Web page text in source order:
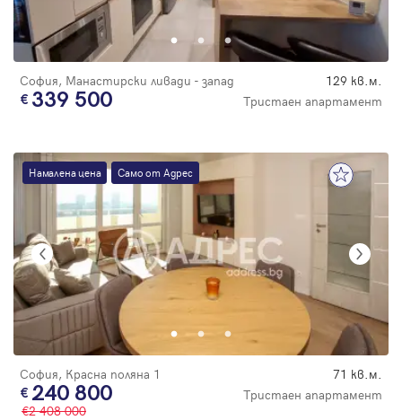
София, Манастирски ливади - запад 129 кв.м.
339 500 Тристаен апартамент
Намалена цена Само от Адрес
София, Красна поляна 1 71 кв.м.
240 800
Тристаен апартамент
2 408 000
Парола
Забравена парола
Регистрация